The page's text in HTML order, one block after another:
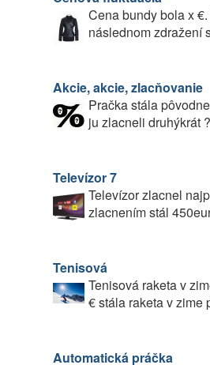
Cena bundy bola x
následnom zdražení
Akcie, akcie, zlacňovanie
Pračka stála
ju zlacneli druhýkrát ?
Televízor 7
Televízor zlacnel
zlacnením stál
Tenisová
Tenisová raketa v
€ stála raketa v zime
Automatická práčka